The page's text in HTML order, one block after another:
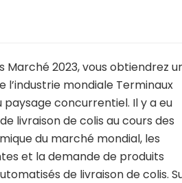
Marché 2023, vous obtiendrez
mondiale Terminaux
paysage concurrentiel. Il y a eu
livraison de colis au cours des
du marché mondial, les
et la demande de produits
de livraison de colis.